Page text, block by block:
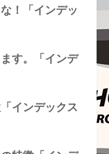
！「インデッ
す。「インデ
インデックス